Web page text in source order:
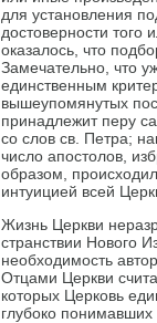
для установления
достоверности того
оказалось, что
Замечательно, что
единственным
вышеупомянутых
принадлежит перу
со слов св. Петра;
число апостолов,
образом,
интуицией всей
Жизнь Церкви
странствии Нового
необходимость
Отцами Церкви
которых Церковь
глубоко